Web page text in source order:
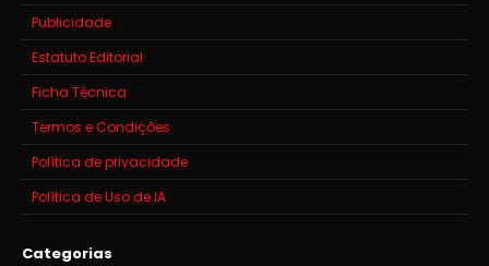
Publicidade
Estatuto Editorial
Ficha Técnica
Termos e Condições
Política de privacidade
Política de Uso de IA
Categorias